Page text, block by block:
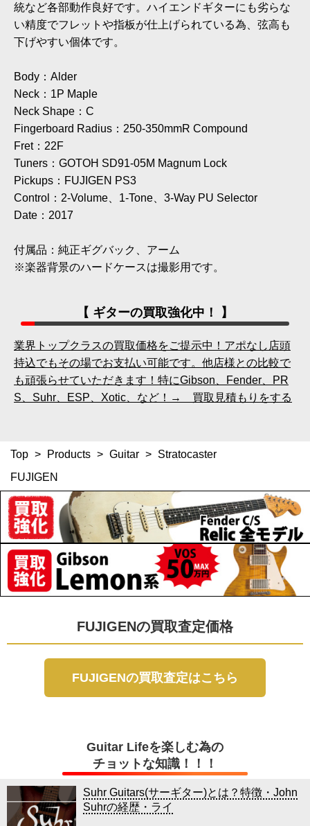
統など各部動作良好です。ハイエンドギターにも劣らな
い精度でフレットや指板が仕上げられている為、弦高も
下げやすい個体です。
Body：Alder
Neck：1P Maple
Neck Shape：C
Fingerboard Radius：250-350mmR Compound
Fret：22F
Tuners：GOTOH SD91-05M Magnum Lock
Pickups：FUJIGEN PS3
Control：2-Volume、1-Tone、3-Way PU Selector
Date：2017
付属品：純正ギグバック、アーム
※楽器背景のハードケースは撮影用です。
【 ギターの買取強化中！ 】
業界トップクラスの買取価格をご提示中！アポなし店頭
持込でもその場でお支払い可能です。他店様との比較で
も頑張らせていただきます！特にGibson、Fender、PR
S、Suhr、ESP、Xotic、など！→ 買取見積もりをする
Top > Products > Guitar > Stratocaster
FUJIGEN
FUJIGENの買取査定価格
FUJIGENの買取査定はこちら
Guitar Lifeを楽しむ為の
チョットな知識！！！
Suhr Guitars(サーギター)とは？特徴・John
Suhrの経歴・ライ